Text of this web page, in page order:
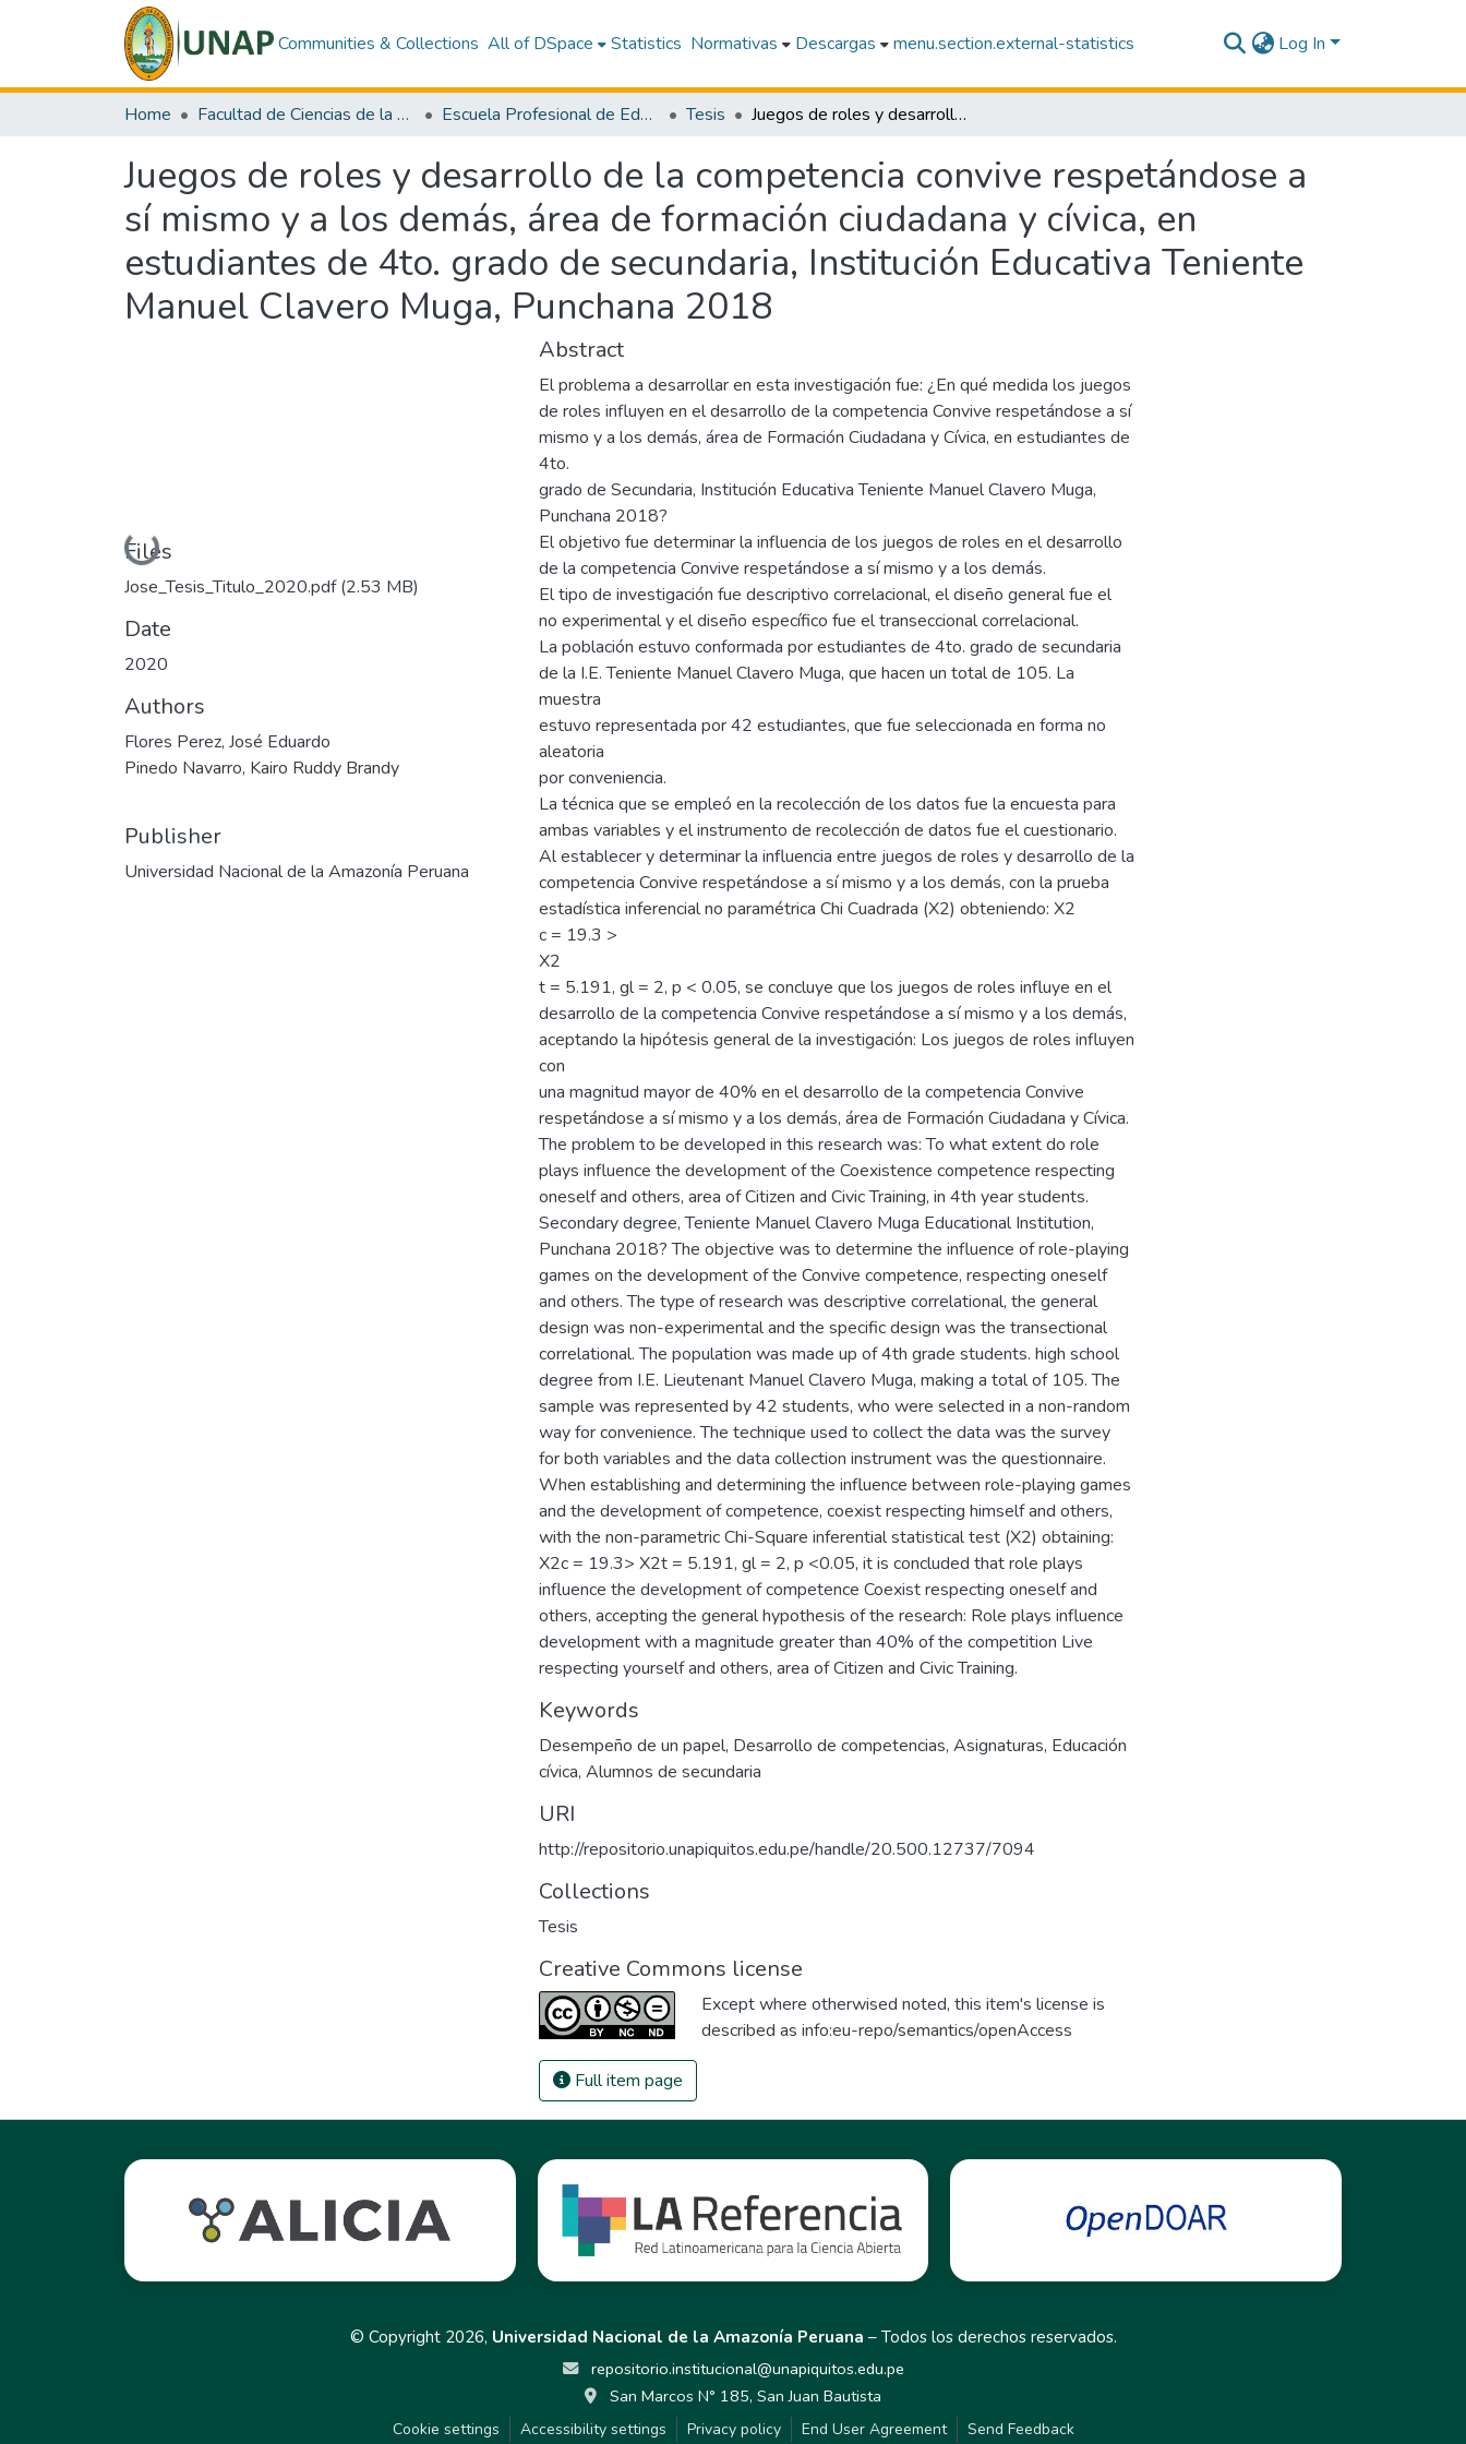
Communities & Collections All of DSpace Statistics Normativas Descargas menu.section.external-statistics Log In
Home Facultad de Ciencias de la Educación y Humanidades Escuela Profesional de Educación Secundaria Tesis Juegos de roles y desarrollo de la competencia convive respetándose a sí mismo y a los demás, área de formación ciudadana y cívica, en estudiantes de 4to. grado de secundaria, Institución Educativa Teniente Manuel Clavero Muga, Punchana 2018
Juegos de roles y desarrollo de la competencia convive respetándose a
sí mismo y a los demás, área de formación ciudadana y cívica, en
estudiantes de 4to. grado de secundaria, Institución Educativa Teniente
Manuel Clavero Muga, Punchana 2018
Loading...
Files
Jose_Tesis_Titulo_2020.pdf(2.53 MB)
Date
2020
Authors
Flores Perez, José Eduardo
Pinedo Navarro, Kairo Ruddy Brandy
Publisher
Universidad Nacional de la Amazonía Peruana
Abstract
El problema a desarrollar en esta investigación fue: ¿En qué medida los juegos
de roles influyen en el desarrollo de la competencia Convive respetándose a sí
mismo y a los demás, área de Formación Ciudadana y Cívica, en estudiantes de
4to.
grado de Secundaria, Institución Educativa Teniente Manuel Clavero Muga,
Punchana 2018?
El objetivo fue determinar la influencia de los juegos de roles en el desarrollo
de la competencia Convive respetándose a sí mismo y a los demás.
El tipo de investigación fue descriptivo correlacional, el diseño general fue el
no experimental y el diseño específico fue el transeccional correlacional.
La población estuvo conformada por estudiantes de 4to. grado de secundaria
de la I.E. Teniente Manuel Clavero Muga, que hacen un total de 105. La
muestra
estuvo representada por 42 estudiantes, que fue seleccionada en forma no
aleatoria
por conveniencia.
La técnica que se empleó en la recolección de los datos fue la encuesta para
ambas variables y el instrumento de recolección de datos fue el cuestionario.
Al establecer y determinar la influencia entre juegos de roles y desarrollo de la
competencia Convive respetándose a sí mismo y a los demás, con la prueba
estadística inferencial no paramétrica Chi Cuadrada (X2) obteniendo: X2
c = 19.3 >
X2
t = 5.191, gl = 2, p < 0.05, se concluye que los juegos de roles influye en el
desarrollo de la competencia Convive respetándose a sí mismo y a los demás,
aceptando la hipótesis general de la investigación: Los juegos de roles influyen
con
una magnitud mayor de 40% en el desarrollo de la competencia Convive
respetándose a sí mismo y a los demás, área de Formación Ciudadana y Cívica.
The problem to be developed in this research was: To what extent do role
plays influence the development of the Coexistence competence respecting
oneself and others, area of Citizen and Civic Training, in 4th year students.
Secondary degree, Teniente Manuel Clavero Muga Educational Institution,
Punchana 2018? The objective was to determine the influence of role-playing
games on the development of the Convive competence, respecting oneself
and others. The type of research was descriptive correlational, the general
design was non-experimental and the specific design was the transectional
correlational. The population was made up of 4th grade students. high school
degree from I.E. Lieutenant Manuel Clavero Muga, making a total of 105. The
sample was represented by 42 students, who were selected in a non-random
way for convenience. The technique used to collect the data was the survey
for both variables and the data collection instrument was the questionnaire.
When establishing and determining the influence between role-playing games
and the development of competence, coexist respecting himself and others,
with the non-parametric Chi-Square inferential statistical test (X2) obtaining:
X2c = 19.3> X2t = 5.191, gl = 2, p <0.05, it is concluded that role plays
influence the development of competence Coexist respecting oneself and
others, accepting the general hypothesis of the research: Role plays influence
development with a magnitude greater than 40% of the competition Live
respecting yourself and others, area of Citizen and Civic Training.
Keywords
Desempeño de un papel, Desarrollo de competencias, Asignaturas, Educación
cívica, Alumnos de secundaria
URI
http://repositorio.unapiquitos.edu.pe/handle/20.500.12737/7094
Collections
Tesis
Creative Commons license
Except where otherwised noted, this item's license is
described as info:eu-repo/semantics/openAccess
Full item page
© Copyright 2026, Universidad Nacional de la Amazonía Peruana – Todos los derechos reservados.
repositorio.institucional@unapiquitos.edu.pe
San Marcos N° 185, San Juan Bautista
Cookie settings Accessibility settings Privacy policy End User Agreement Send Feedback